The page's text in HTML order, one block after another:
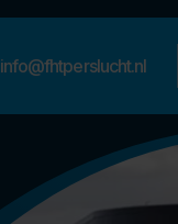
info@fhtperslucht.nl